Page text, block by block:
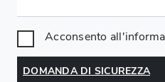
Acconsento
DOMANDA DI SICUREZZA